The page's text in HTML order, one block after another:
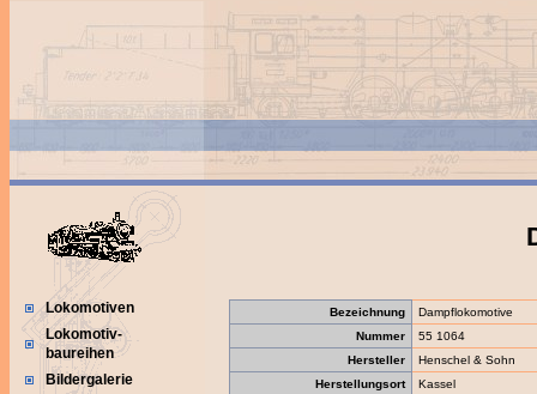
Lokomotiven
Lokomotiv-
baureihen
Bildergalerie
Bezeichnung
Dampflokomotive
Nummer
55 1064
Hersteller
Henschel & Sohn
Herstellungsort
Kassel